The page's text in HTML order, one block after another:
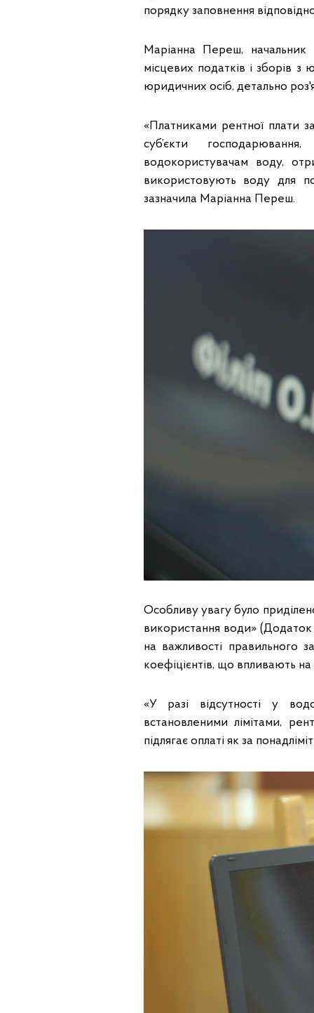
порядку заповнення
Маріанна Переш, начальник
місцевих податків і зборів з
юридичних осіб, детально
«Платниками рентної плати
суб’єкти
водокористувачам воду,
використовують воду для
зазначила Маріанна Переш.
Особливу увагу було
використання води» (Додаток
на важливості правильного
коефіцієнтів, що впливають
«У разі відсутності у
встановленими лімітами,
підлягає оплаті як за